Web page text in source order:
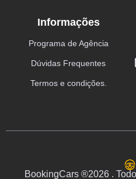
Informações
Programa de Agência
Dúvidas Frequentes
Termos e condições.
BookingCars ®2026 .